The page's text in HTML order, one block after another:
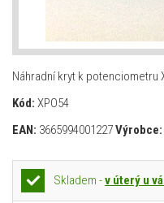
Náhradní kryt k potenciometru
Kód: XPO54
EAN: 3665994001227Výrobce:
Skladem -v úterý u